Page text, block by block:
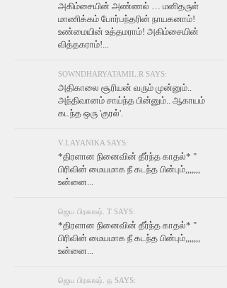
அகிம்சையின் அண்ணல் … மனிதருள்
மாணிக்கம் போர்பந்தரின் நாயகனாம்!
உண்மையின் உத்தமராம்! அகிம்சையின்
வித்தகராம்!...
SOWNDHARYATAMIL.R SAYS:
அதிகாலை சூரியன் வரும் முன்னும்..
அந்திவானம் சாய்ந்த பின்னும்.. ஆகாயம்
கடந்த ஒரு 'குரல்'.
V.LAYANIKA SAYS:
*திரளான நினைவின் தீர்ந்த காதல்* "
பிரிவின் மையமாக நீ கடந்த பின்பும்,,,,,,,
உன்னை...
ஜெய பிரகாஷ். T SAYS:
*திரளான நினைவின் தீர்ந்த காதல்* "
பிரிவின் மையமாக நீ கடந்த பின்பும்,,,,,,,
உன்னை...
ஜெய பிரகாஷ். த SAYS: